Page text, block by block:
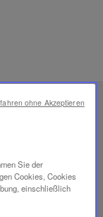
Sie der
Cookies, Cookies
einschließlich
ohne Akzeptieren